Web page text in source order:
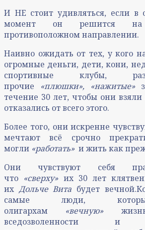
И НЕ стоит удивляться, если в
момент он решится
противоположном направлении.
Наивно ожидать от тех, у кого
огромные деньги, дети, кони,
спортивные клубы,
прочие «плюшки», «нажитые»
течение 30 лет, чтобы они взяли
отказались от всего этого.
Более того, они искренне
мечтают всё срочно
могли «работать»и жить как
Они чувствуют себя
что «сверху» их 30 лет
их Дольче Вита будет
самые люди,
олигархам «вечную»
вседозволенности и